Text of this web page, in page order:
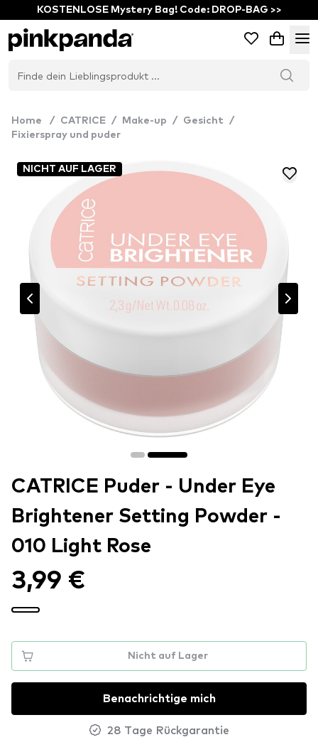
KOSTENLOSE Mystery Bag! Code: DROP-BAG >>
Home / CATRICE / Make-up / Gesicht
/
Fixierspray und puder
NICHT AUF LAGER
CATRICE Puder - Under Eye
Brightener Setting Powder -
010 Light Rose
3,99 €
Nicht auf Lager
Benachrichtige mich
28 Tage Rückgarantie